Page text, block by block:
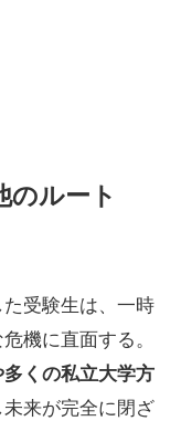
のルート
受験生は、一時
機に直面する。
くの私立大学方
来が完全に閉ざ